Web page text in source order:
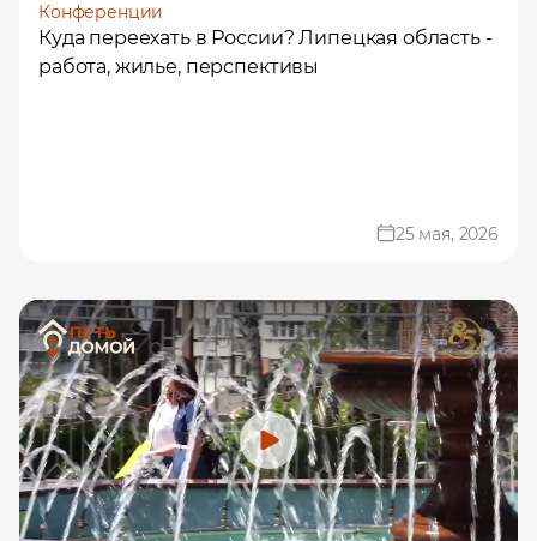
Конференции
Куда переехать в России? Липецкая область -
работа, жилье, перспективы
25 мая, 2026